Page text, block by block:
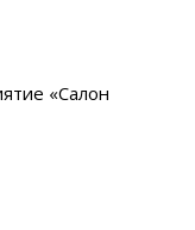
«Салон